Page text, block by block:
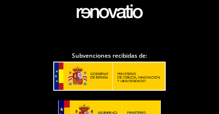
Subvenciones recibidas de: